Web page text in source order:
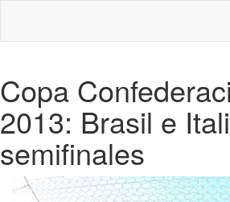
Copa
2013: Brasil e
semifinales